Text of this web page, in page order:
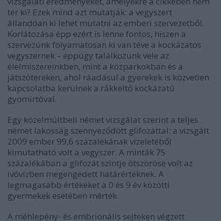
tér ki? Ezek mind azt mutatják: a vegyszert
állandóan ki lehet mutatni az emberi szervezetből.
Korlátozása épp ezért is lenne fontos, hiszen a
szervezünk folyamatosan ki van téve a kockázatos
vegyszernek – éppúgy találkozunk vele az
élelmiszereinkben, mint a közparkokban és a
játszótereken, ahol ráadásul a gyerekek is közvetlen
kapcsolatba kerülnek a rákkeltő kockázatú
gyomirtóval.
Egy közelmúltbeli német vizsgálat szerint a teljes
német lakosság szennyeződött glifozáttal: a vizsgált
2009 ember 99,6 százalékának vizeletéből
kimutatható volt a vegyszer. A minták 75
százalékában a glifozát szintje ötszöröse volt az
ivóvízben megengedett határértéknek. A
legmagasabb értékeket a 0 és 9 év közötti
gyermekek esetében mérték.
A méhlepény- és embrionális sejteken végzett